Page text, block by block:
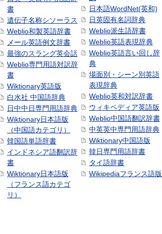
書
遺伝子名称シソーラス
Weblio和製英語辞書
メール英語例文辞書
最強のスラング英会話
Weblio専門用語対訳辞
書
Wiktionary英語版
白水社 中国語辞典
日中中日専門用語辞典
Wiktionary日本語版
（中国語カテゴリ）
韓国語単語辞書
インドネシア語翻訳辞
書
Wiktionary日本語版
（フランス語カテゴ
リ）
日本語WordNet(英和)
日英固有名詞辞典
Weblio派生語辞書
Weblio英語表現辞典
Weblio英語言い回し辞
典
場面別・シーン別英語
表現辞典
Weblio英和対訳辞書
ウィキペディア英語版
Weblio中国語翻訳辞書
中英英中専門用語辞典
Wiktionary中国語版
韓日専門用語辞書
タイ語辞書
Wikipediaフランス語版